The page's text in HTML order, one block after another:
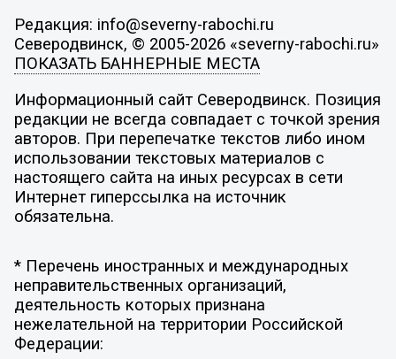
Редакция: info@severny-rabochi.ru
Северодвинск, © 2005-2026 «severny-rabochi.ru»
ПОКАЗАТЬ БАННЕРНЫЕ МЕСТА
Информационный сайт Северодвинск. Позиция
редакции не всегда совпадает с точкой зрения
авторов. При перепечатке текстов либо ином
использовании текстовых материалов с
настоящего сайта на иных ресурсах в сети
Интернет гиперссылка на источник
обязательна.
* Перечень иностранных и международных
неправительственных организаций,
деятельность которых признана
нежелательной на территории Российской
Федерации: